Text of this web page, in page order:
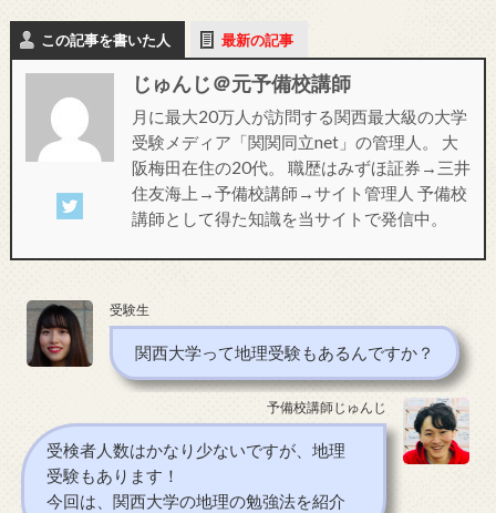
この記事を書いた人 最新の記事
じゅんじ＠元予備校講師
月に最大20万人が訪問する関西最大級の大学
受験メディア「関関同立net」の管理人。 大
阪梅田在住の20代。 職歴はみずほ証券→三井
住友海上→予備校講師→サイト管理人 予備校
講師として得た知識を当サイトで発信中。
受験生
関西大学って地理受験もあるんですか？
予備校講師じゅんじ
受検者人数はかなり少ないですが、地理
受験もあります！
今回は、関西大学の地理の勉強法を紹介